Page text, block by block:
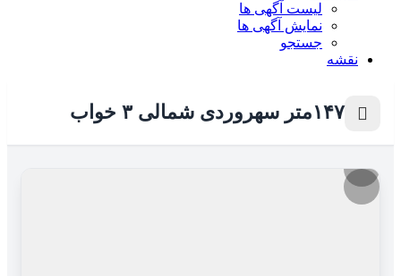
لیست آگهی ها
نمایش آگهی ها
جستجو
نقشه
۱۴۷متر سهروردی شمالی ۳ خواب